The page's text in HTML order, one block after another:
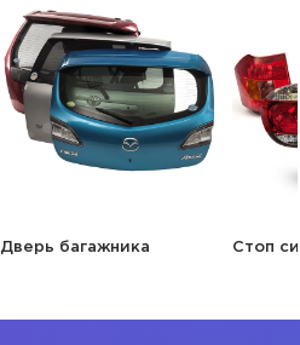
Дверь багажника Стоп